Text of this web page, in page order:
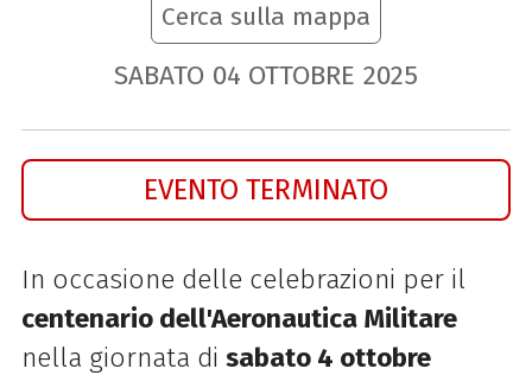
Cerca sulla mappa
SABATO 04 OTTOBRE 2025
EVENTO TERMINATO
In occasione delle celebrazioni per il
centenario dell'Aeronautica Militare
nella giornata di sabato 4 ottobre